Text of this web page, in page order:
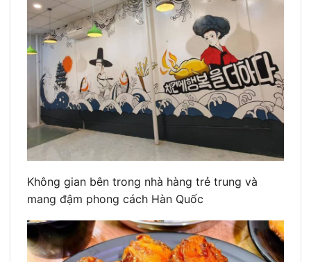
Không gian bên trong nhà hàng trẻ trung và
mang đậm phong cách Hàn Quốc